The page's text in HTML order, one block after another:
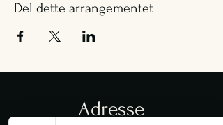
Del dette arrangementet
Adresse